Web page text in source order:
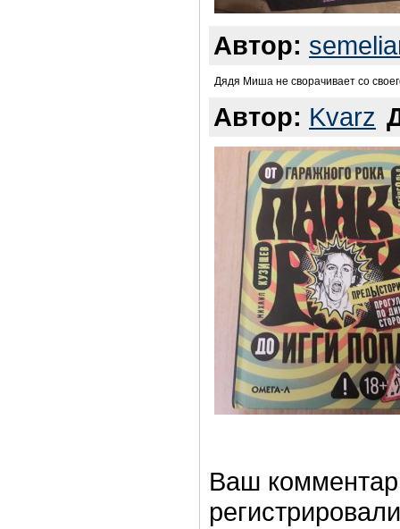
Автор:
Дядя Миша не сворачивает со
Автор: Kvarz
Ваш